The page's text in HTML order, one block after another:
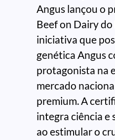
Angus lançou o
Beef on Dairy do
iniciativa que
genética Angus
protagonista na
mercado
premium. A
integra ciência
ao estimular o